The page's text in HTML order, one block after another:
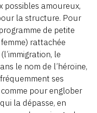
possibles amoureux,
la structure. Pour
de petite
rattachée
le
le nom de l’héroïne,
ses
pour englober
la dépasse, en